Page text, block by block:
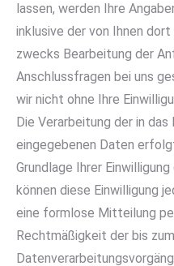
lassen, werden Ihre
inklusive der von Ihnen
zwecks Bearbeitung der
Anschlussfragen bei uns
wir nicht ohne Ihre
Die Verarbeitung der in
eingegebenen Daten
Grundlage Ihrer
können diese Einwilligung
eine formlose Mitteilung
Rechtmäßigkeit der bis